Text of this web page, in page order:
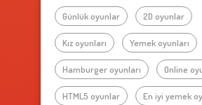
Günlük oyunlar 2D oyunlar
Kız oyunları Yemek oyunları
Hamburger oyunları Online
HTML5 oyunlar En iyi yemek